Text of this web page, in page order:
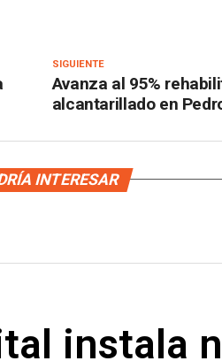
SIGUIENTE
Avanza al 95%
alcantarillado en
INTERESAR
instala